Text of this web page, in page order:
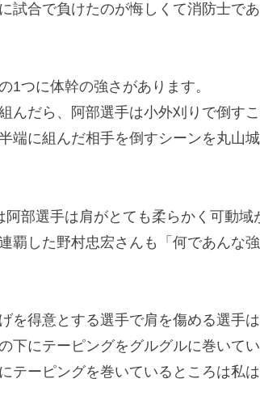
試合で負けたのが悔しくて消防士で
1つに体幹の強さがあります。
んだら、阿部選手は小外刈りで倒すこ
端に組んだ相手を倒すシーンを丸山
部選手は肩がとても柔らかく可動域
覇した野村忠宏さんも「何であんな
を得意とする選手で肩を傷める選手は
下にテーピングをグルグルに巻いてい
テーピングを巻いているところは私